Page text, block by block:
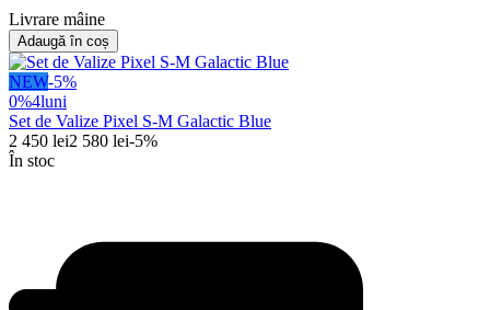
Livrare mâine
Adaugă în coș
NEW-5%
0%4luni
Set de Valize Pixel S-M Galactic Blue
2 450 lei2 580 lei-5%
În stoc